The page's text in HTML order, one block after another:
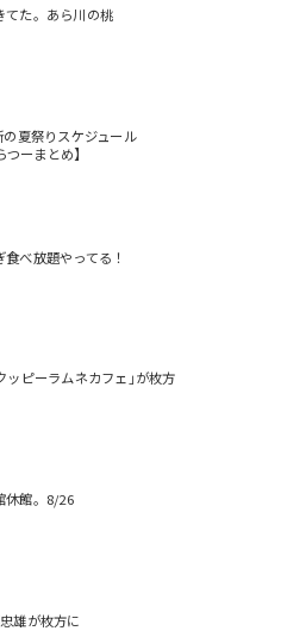
てた。あら川の桃
夏祭りスケジュール
ーまとめ】
べ放題やってる！
ッピーラムネカフェ｣が枚方
休館。8/26
雄が枚方に